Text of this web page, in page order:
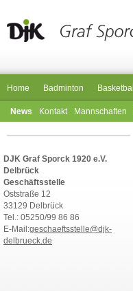
Home Badminton Basketball
News Kontakt Mannschaften
DJK Graf Sporck 1920 e.V.
Delbrück
Geschäftsstelle
Oststraße 12
33129 Delbrück
Tel.: 05250/99 86 86
E-Mail:geschaeftsstelle@djk-
delbrueck.de